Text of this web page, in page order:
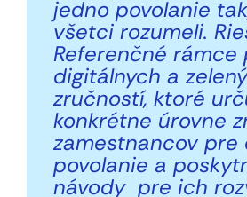
jedno povolanie
všetci rozumeli.
Referenčné rámce
digitálnych a
zručností, ktoré
konkrétne úrovne
zamestnancov pre
povolanie a
návody pre ich